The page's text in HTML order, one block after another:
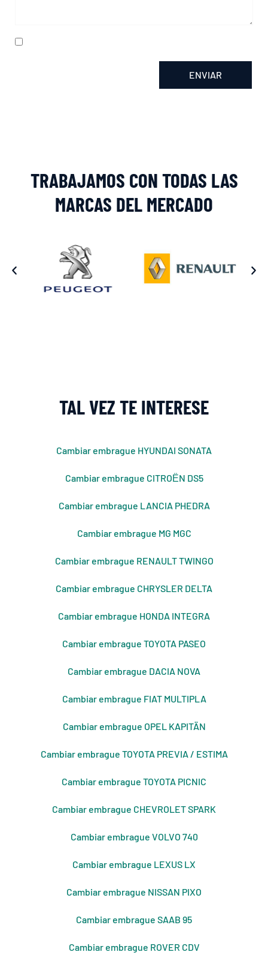
ENVIAR
TRABAJAMOS CON TODAS LAS
MARCAS DEL MERCADO
TAL VEZ TE INTERESE
Cambiar embrague HYUNDAI SONATA
Cambiar embrague CITROЁN DS5
Cambiar embrague LANCIA PHEDRA
Cambiar embrague MG MGC
Cambiar embrague RENAULT TWINGO
Cambiar embrague CHRYSLER DELTA
Cambiar embrague HONDA INTEGRA
Cambiar embrague TOYOTA PASEO
Cambiar embrague DACIA NOVA
Cambiar embrague FIAT MULTIPLA
Cambiar embrague OPEL KAPITÄN
Cambiar embrague TOYOTA PREVIA / ESTIMA
Cambiar embrague TOYOTA PICNIC
Cambiar embrague CHEVROLET SPARK
Cambiar embrague VOLVO 740
Cambiar embrague LEXUS LX
Cambiar embrague NISSAN PIXO
Cambiar embrague SAAB 95
Cambiar embrague ROVER CDV